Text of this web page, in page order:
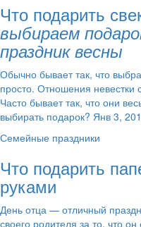
Что подарить
выбираем
праздник весны
Обычно бывает так, что
просто. Отношения невестки
Часто бывает так, что они
выбирать подарок? Янв 3,
Семейные праздники
Что подарить
руками
День отца — отличный
своего родителя за то, что